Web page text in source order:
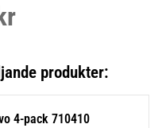
kr
4-pack 710410